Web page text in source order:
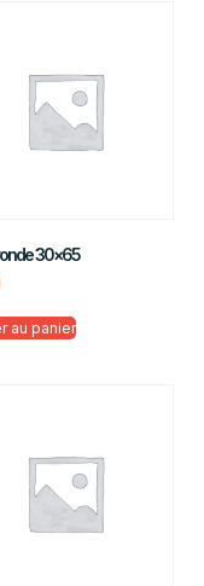
30×65
au panier